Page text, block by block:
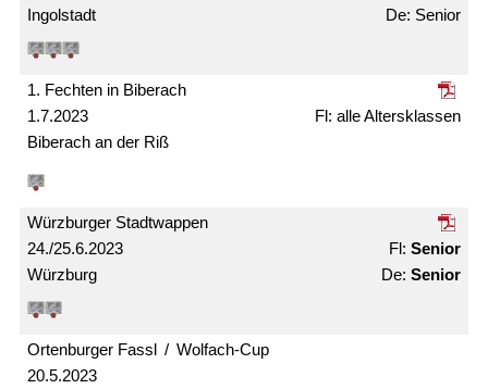
Ingolstadt
Senior
1.7.2023
1. Fechten in Biberach
Biberach an der Riß
alle Alters­klassen
24./25.6.2023
Würzburger Stadtwappen
Würzburg
Senior
Senior
20.5.2023
Ortenburger Fassl / Wolfach-Cup